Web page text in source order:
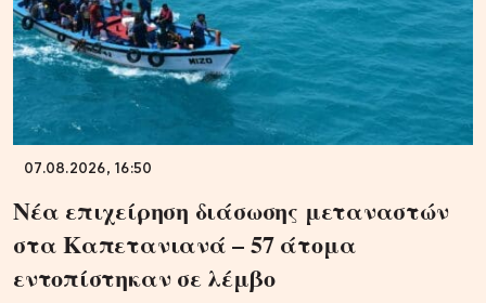
07.08.2026, 16:50
Νέα επιχείρηση διάσωσης μεταναστών
στα Καπετανιανά – 57 άτομα
εντοπίστηκαν σε λέμβο